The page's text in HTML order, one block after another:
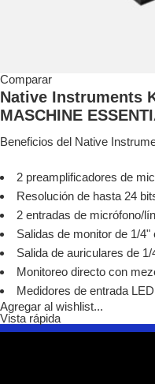
Comparar
Native Instruments
MASCHINE
Beneficios del Native
2 preamplificadores de
Resolución de hasta 24
2 entradas de micrófono/
Salidas de monitor de 1/
Salida de auriculares de
Monitoreo directo con
Medidores de entrada
Agregar al wishlist...
Vista rápida